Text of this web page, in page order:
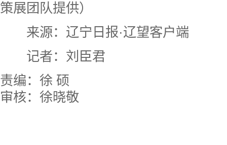
策展团队提供）
来源： 辽宁日报·辽望客户端
记者：刘臣君
责编：徐 硕
审核：徐晓敬